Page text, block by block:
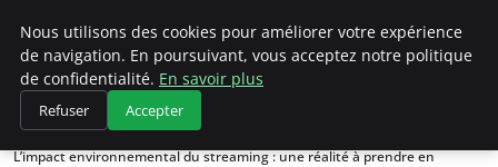
Climategatecountryclub.com
Accueil
Sustainable Living
L’impact environnemental du streaming : une réalité à prendre en
Nous utilisons des cookies pour améliorer votre expérience
de navigation. En poursuivant, vous acceptez notre politique
de confidentialité. En savoir plus
Refuser Accepter